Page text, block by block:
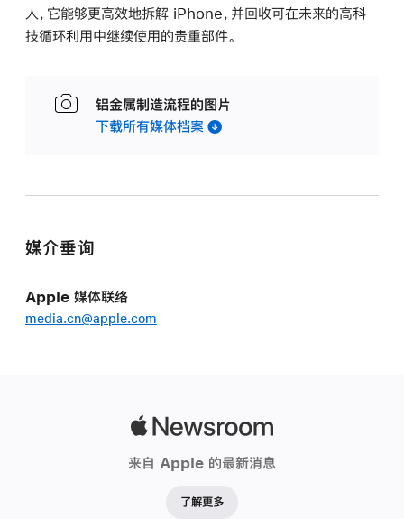
人，它能够更高效地拆解 iPhone，并回收可在未来的高科
技循环利用中继续使用的贵重部件。
铝金属制造流程的图片
下载所有媒体档案
媒介垂询
Apple 媒体联络
media.cn@apple.com
来自 Apple 的最新消息
了解更多